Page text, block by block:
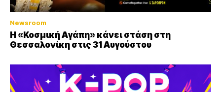
Newsroom
Η «Κοσμική Αγάπη» κάνει στάση στη
Θεσσαλονίκη στις 31 Αυγούστου